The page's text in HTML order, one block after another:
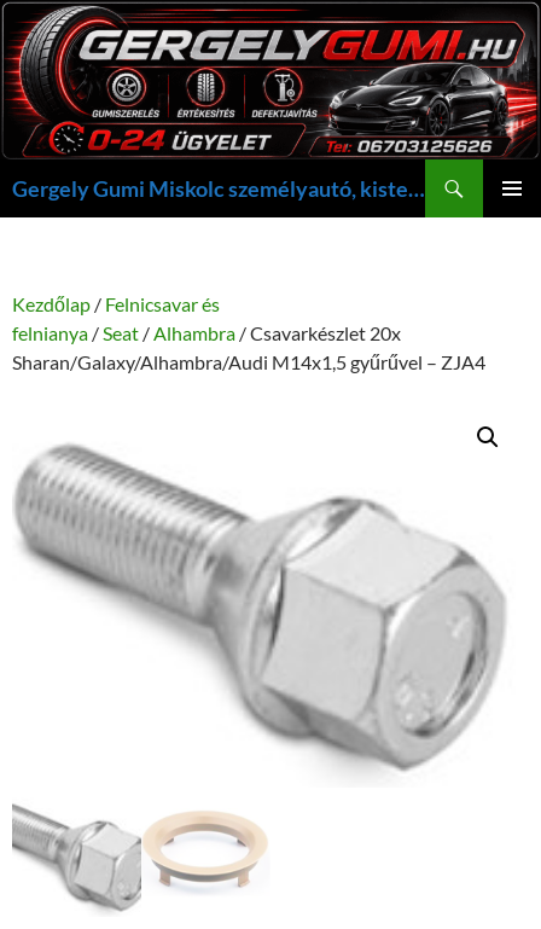
Kilépés
a
tartalomba
Gergely Gumi Miskolc személyautó, kisteherautó gumi szerelés javítás +36703125626 NON-STOP ügyelet, gergelygumi@gergelygumi.hu
Kezdőlap / Felnicsavar és
felnianya /Seat /Alhambra / Csavarkészlet 20x
Sharan/Galaxy/Alhambra/Audi M14x1,5 gyűrűvel – ZJA4